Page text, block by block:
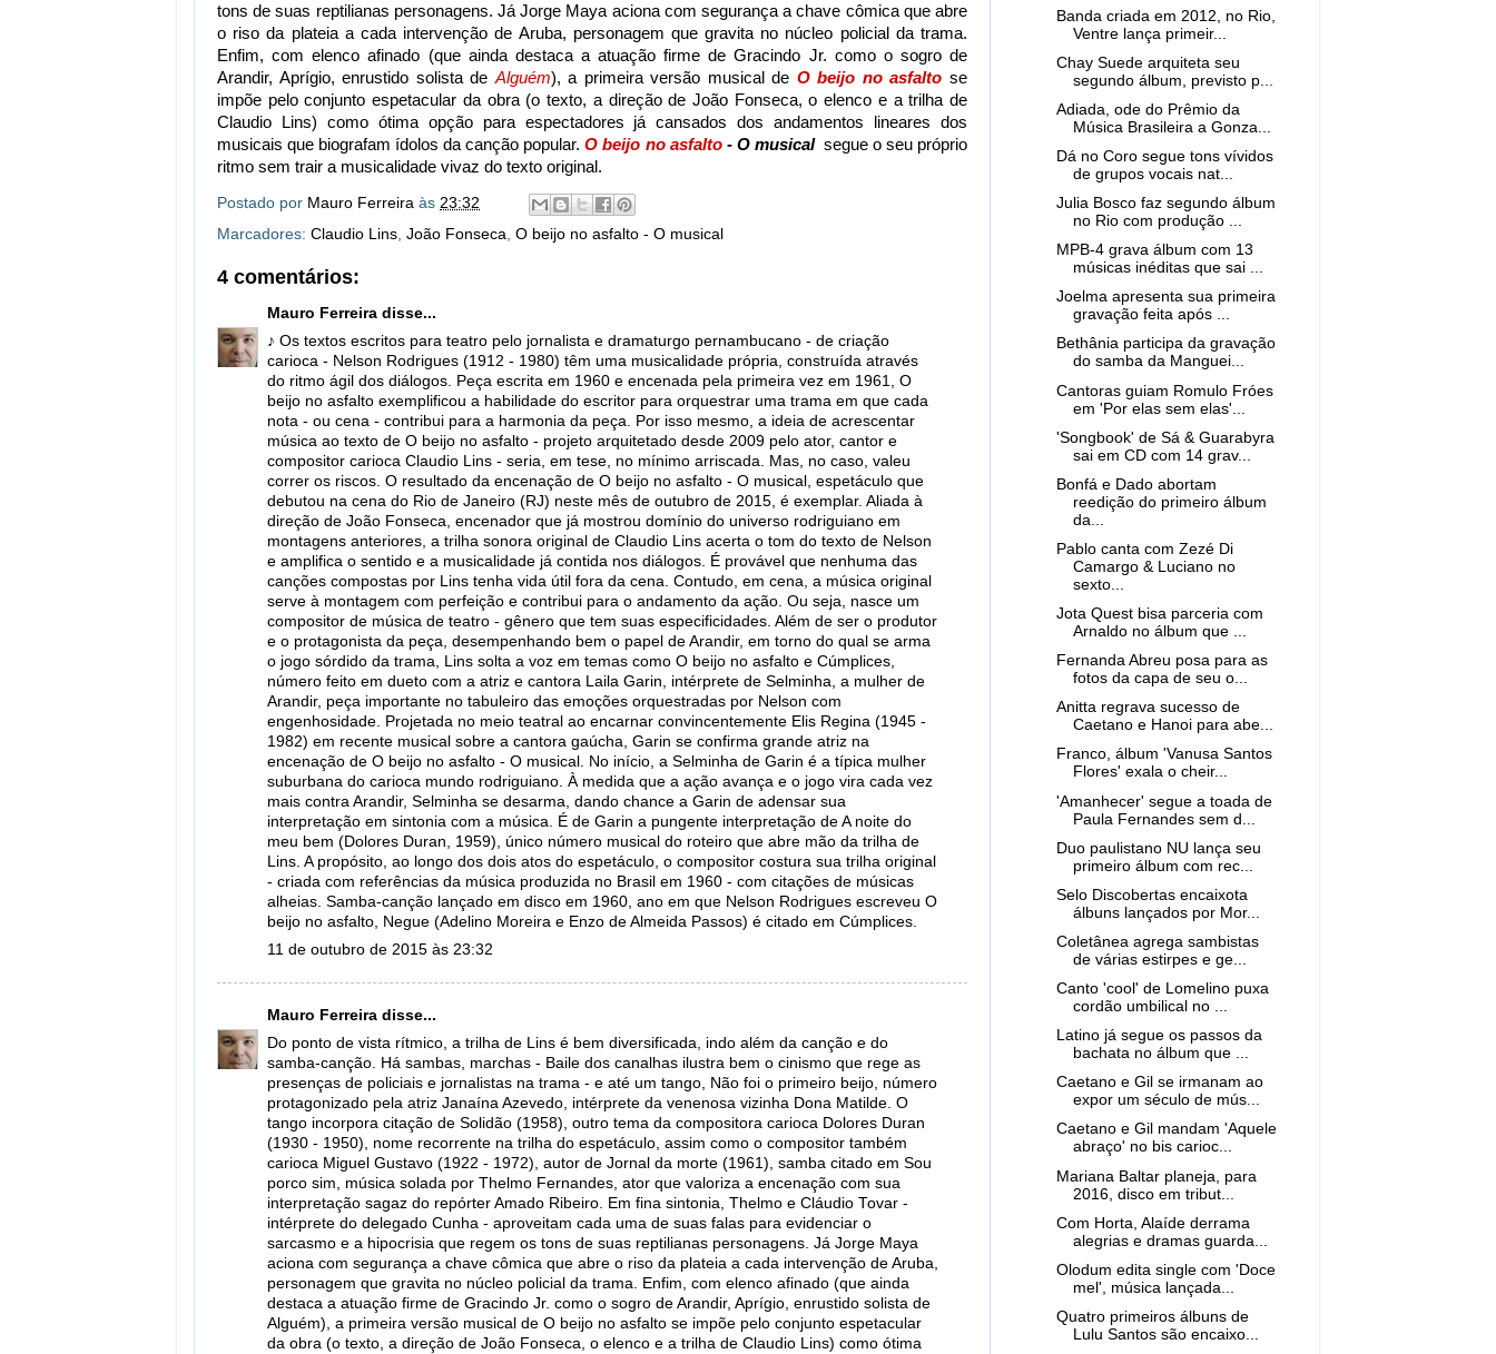
tons de suas reptilianas personagens. Já Jorge Maya aciona com segurança a chave cômica que abre
o riso da plateia a cada intervenção de Aruba, personagem que gravita no núcleo policial da trama.
Enfim, com elenco afinado (que ainda destaca a atuação firme de Gracindo Jr. como o sogro de
Arandir, Aprígio, enrustido solista deAlguém), a primeira versão musical de O beijo no asfalto se
impõe pelo conjunto espetacular da obra (o texto, a direção de João Fonseca, o elenco e a trilha de
Claudio Lins) como ótima opção para espectadores já cansados dos andamentos lineares dos
musicais que biografam ídolos da canção popular. O beijo no asfalto- O musical segue o seu próprio
ritmo sem trair a musicalidade vivaz do texto original.
Postado por Mauro Ferreira às 23:32
Marcadores: Claudio Lins João Fonseca O beijo no asfalto - O musical
4 comentários:
Mauro Ferreira disse...
♪ Os textos escritos para teatro pelo jornalista e dramaturgo pernambucano - de criação
carioca - Nelson Rodrigues (1912 - 1980) têm uma musicalidade própria, construída através
do ritmo ágil dos diálogos. Peça escrita em 1960 e encenada pela primeira vez em 1961, O
beijo no asfalto exemplificou a habilidade do escritor para orquestrar uma trama em que cada
nota - ou cena - contribui para a harmonia da peça. Por isso mesmo, a ideia de acrescentar
música ao texto de O beijo no asfalto - projeto arquitetado desde 2009 pelo ator, cantor e
compositor carioca Claudio Lins - seria, em tese, no mínimo arriscada. Mas, no caso, valeu
correr os riscos. O resultado da encenação de O beijo no asfalto - O musical, espetáculo que
debutou na cena do Rio de Janeiro (RJ) neste mês de outubro de 2015, é exemplar. Aliada à
direção de João Fonseca, encenador que já mostrou domínio do universo rodriguiano em
montagens anteriores, a trilha sonora original de Claudio Lins acerta o tom do texto de Nelson
e amplifica o sentido e a musicalidade já contida nos diálogos. É provável que nenhuma das
canções compostas por Lins tenha vida útil fora da cena. Contudo, em cena, a música original
serve à montagem com perfeição e contribui para o andamento da ação. Ou seja, nasce um
compositor de música de teatro - gênero que tem suas especificidades. Além de ser o produtor
e o protagonista da peça, desempenhando bem o papel de Arandir, em torno do qual se arma
o jogo sórdido da trama, Lins solta a voz em temas como O beijo no asfalto e Cúmplices,
número feito em dueto com a atriz e cantora Laila Garin, intérprete de Selminha, a mulher de
Arandir, peça importante no tabuleiro das emoções orquestradas por Nelson com
engenhosidade. Projetada no meio teatral ao encarnar convincentemente Elis Regina (1945 -
1982) em recente musical sobre a cantora gaúcha, Garin se confirma grande atriz na
encenação de O beijo no asfalto - O musical. No início, a Selminha de Garin é a típica mulher
suburbana do carioca mundo rodriguiano. À medida que a ação avança e o jogo vira cada vez
mais contra Arandir, Selminha se desarma, dando chance a Garin de adensar sua
interpretação em sintonia com a música. É de Garin a pungente interpretação de A noite do
meu bem (Dolores Duran, 1959), único número musical do roteiro que abre mão da trilha de
Lins. A propósito, ao longo dos dois atos do espetáculo, o compositor costura sua trilha original
- criada com referências da música produzida no Brasil em 1960 - com citações de músicas
alheias. Samba-canção lançado em disco em 1960, ano em que Nelson Rodrigues escreveu O
beijo no asfalto, Negue (Adelino Moreira e Enzo de Almeida Passos) é citado em Cúmplices.
11 de outubro de 2015 às 23:32
Mauro Ferreira disse...
Do ponto de vista rítmico, a trilha de Lins é bem diversificada, indo além da canção e do
samba-canção. Há sambas, marchas - Baile dos canalhas ilustra bem o cinismo que rege as
presenças de policiais e jornalistas na trama - e até um tango, Não foi o primeiro beijo, número
protagonizado pela atriz Janaína Azevedo, intérprete da venenosa vizinha Dona Matilde. O
tango incorpora citação de Solidão (1958), outro tema da compositora carioca Dolores Duran
(1930 - 1950), nome recorrente na trilha do espetáculo, assim como o compositor também
carioca Miguel Gustavo (1922 - 1972), autor de Jornal da morte (1961), samba citado em Sou
porco sim, música solada por Thelmo Fernandes, ator que valoriza a encenação com sua
interpretação sagaz do repórter Amado Ribeiro. Em fina sintonia, Thelmo e Cláudio Tovar -
intérprete do delegado Cunha - aproveitam cada uma de suas falas para evidenciar o
sarcasmo e a hipocrisia que regem os tons de suas reptilianas personagens. Já Jorge Maya
aciona com segurança a chave cômica que abre o riso da plateia a cada intervenção de Aruba,
personagem que gravita no núcleo policial da trama. Enfim, com elenco afinado (que ainda
destaca a atuação firme de Gracindo Jr. como o sogro de Arandir, Aprígio, enrustido solista de
Alguém), a primeira versão musical de O beijo no asfalto se impõe pelo conjunto espetacular
da obra (o texto, a direção de João Fonseca, o elenco e a trilha de Claudio Lins) como ótima
Banda criada em 2012, no Rio,
Ventre lança primeir...
Chay Suede arquiteta seu
segundo álbum, previsto p...
Adiada, ode do Prêmio da
Música Brasileira a Gonza...
Dá no Coro segue tons vívidos
de grupos vocais nat...
Julia Bosco faz segundo álbum
no Rio com produção ...
MPB-4 grava álbum com 13
músicas inéditas que sai ...
Joelma apresenta sua primeira
gravação feita após ...
Bethânia participa da gravação
do samba da Manguei...
Cantoras guiam Romulo Fróes
em 'Por elas sem elas'...
'Songbook' de Sá & Guarabyra
sai em CD com 14 grav...
Bonfá e Dado abortam
reedição do primeiro álbum
da...
Pablo canta com Zezé Di
Camargo & Luciano no
sexto...
Jota Quest bisa parceria com
Arnaldo no álbum que ...
Fernanda Abreu posa para as
fotos da capa de seu o...
Anitta regrava sucesso de
Caetano e Hanoi para abe...
Franco, álbum 'Vanusa Santos
Flores' exala o cheir...
'Amanhecer' segue a toada de
Paula Fernandes sem d...
Duo paulistano NU lança seu
primeiro álbum com rec...
Selo Discobertas encaixota
álbuns lançados por Mor...
Coletânea agrega sambistas
de várias estirpes e ge...
Canto 'cool' de Lomelino puxa
cordão umbilical no ...
Latino já segue os passos da
bachata no álbum que ...
Caetano e Gil se irmanam ao
expor um século de mús...
Caetano e Gil mandam 'Aquele
abraço' no bis carioc...
Mariana Baltar planeja, para
2016, disco em tribut...
Com Horta, Alaíde derrama
alegrias e dramas guarda...
Olodum edita single com 'Doce
mel', música lançada...
Quatro primeiros álbuns de
Lulu Santos são encaixo...